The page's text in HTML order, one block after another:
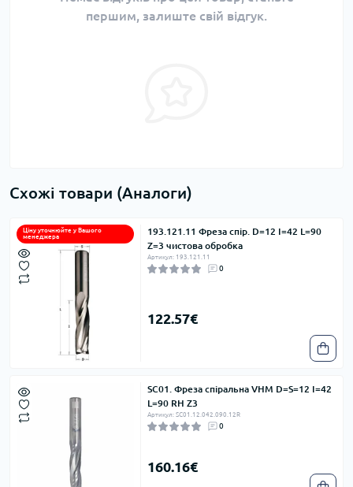
першим, залиште свій відгук.
Схожі товари (Аналоги)
Ціну уточнюйте у Вашого
менеджера
193.121.11 Фреза спір. D=12 I=42 L=90
Z=3 чистова обробка
Артикул: 193.121.11
0
122.57€
SC01. Фреза спіральна VHM D=S=12 I=42
L=90 RH Z3
Артикул: SC01.12.042.090.12R
0
160.16€